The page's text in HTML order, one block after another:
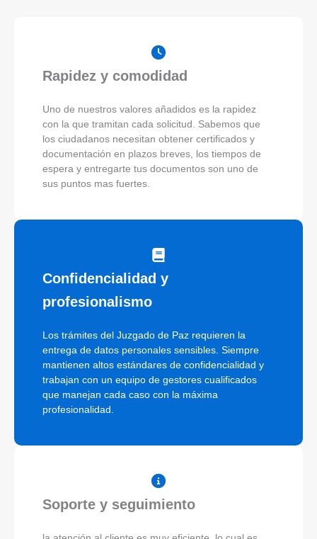
Rapidez y comodidad
Uno de nuestros valores añadidos es la rapidez
con la que tramitan cada solicitud. Sabemos que
los ciudadanos necesitan obtener certificados y
documentación en plazos breves, los tiempos de
espera y entregarte tus documentos son uno de
sus puntos mas fuertes.
Confidencialidad y
profesionalismo
Los trámites del Juzgado de Paz requieren la
entrega de datos personales sensibles. Siempre
mantienen altos estándares de confidencialidad y
trabajan con un equipo de gestores cualificados
que manejan cada caso con la máxima
profesionalidad.
Soporte y seguimiento